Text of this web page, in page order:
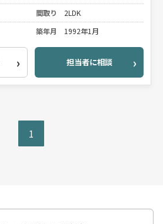
間取り
2LDK
築年月 1992年1月
担当者に相談
1